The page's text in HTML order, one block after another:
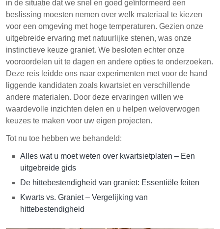
keukenbladen. Er zijn echter voorzorgsmaatregelen
nodig om thermische schokken te voorkomen en de
staat ervan te behouden.
Kwartsiet kan hoge temperaturen aan, waardoor
het ideaal is voor keukenoppervlakken.
Het is niet volledig hittebestendig; langdurige
blootstelling aan extreme hitte kan schade
veroorzaken.
Kwartsiet is ook vlekbestendig vanwege de dichte
samenstelling.
Het begrijpen van de warmtebestendigheid van
kwartsiet is essentieel voor het maken van
weloverwogen keuzes in omgevingen met hoge
in de situatie dat we snel en goed geïnformeerd een
beslissing moesten nemen over welk materiaal te kiezen
voor een omgeving met hoge temperaturen. Gezien onze
uitgebreide ervaring met natuurlijke stenen, was onze
instinctieve keuze graniet. We besloten echter onze
vooroordelen uit te dagen en andere opties te onderzoeken.
Deze reis leidde ons naar experimenten met voor de hand
liggende kandidaten zoals kwartsiet en verschillende
andere materialen. Door deze ervaringen willen we
waardevolle inzichten delen en u helpen weloverwogen
keuzes te maken voor uw eigen projecten.
Tot nu toe hebben we behandeld:
Alles wat u moet weten over kwartsietplaten – Een
uitgebreide gids
De hittebestendigheid van graniet: Essentiële feiten
Kwarts vs. Graniet – Vergelijking van
hittebestendigheid